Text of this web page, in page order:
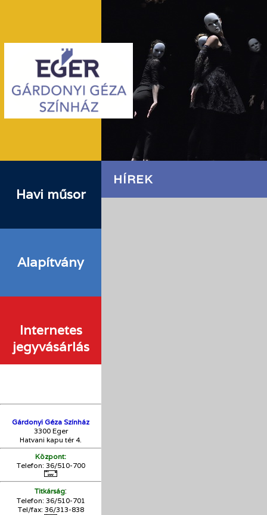
Havi műsor
Alapítvány
Internetes
jegyvásárlás
Gárdonyi Géza Színház
3300 Eger
Hatvani kapu tér 4.
Központ:
Telefon: 36/510-700
Titkárság:
Telefon: 36/510-701
Tel/fax: 36/313-838
HÍREK